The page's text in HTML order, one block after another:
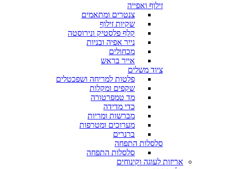
זילוף ואפייה
צנטרים ומתאמים
שקיות זילוף
קלף פלסטיק ונירוסטה
נייר אפיה ובניות
מכחולים
אייר בראש
ציוד משלים
פלטות למריחה ושפכטלים
שקפים ומקלות
מד טמפרטורה
כדי מדידה
מברשות ומריות
מערוכים ומטרפות
ברנרים
סלסלות התפחה
סלסלות התפחה
אריזות לעוגה וקינוחים